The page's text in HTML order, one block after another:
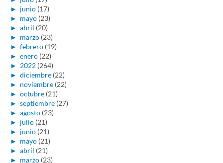
► junio (17)
► mayo (23)
► abril (20)
► marzo (23)
► febrero (19)
► enero (22)
► 2022 (264)
► diciembre (22)
► noviembre (22)
► octubre (21)
► septiembre (27)
► agosto (23)
► julio (21)
► junio (21)
► mayo (21)
► abril (21)
► marzo (23)